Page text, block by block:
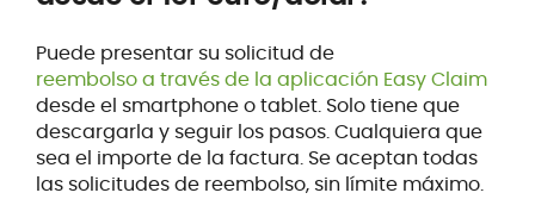
Puede presentar su solicitud de
reembolso a través de la aplicación Easy Claim
desde el smartphone o tablet. Solo tiene que
descargarla y seguir los pasos. Cualquiera que
sea el importe de la factura. Se aceptan todas
las solicitudes de reembolso, sin límite máximo.